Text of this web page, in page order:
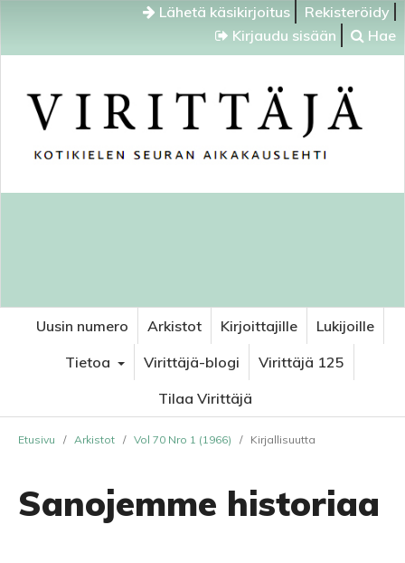
Lähetä käsikirjoitus
Rekisteröidy
Kirjaudu sisään
Hae
Uusin numero Arkistot Kirjoittajille
Lukijoille
Tietoa
Virittäjä-blogi
Virittäjä 125
Tilaa Virittäjä
Etusivu / Arkistot / Vol 70 Nro 1 (1966) / Kirjallisuutta
Sanojemme historiaa